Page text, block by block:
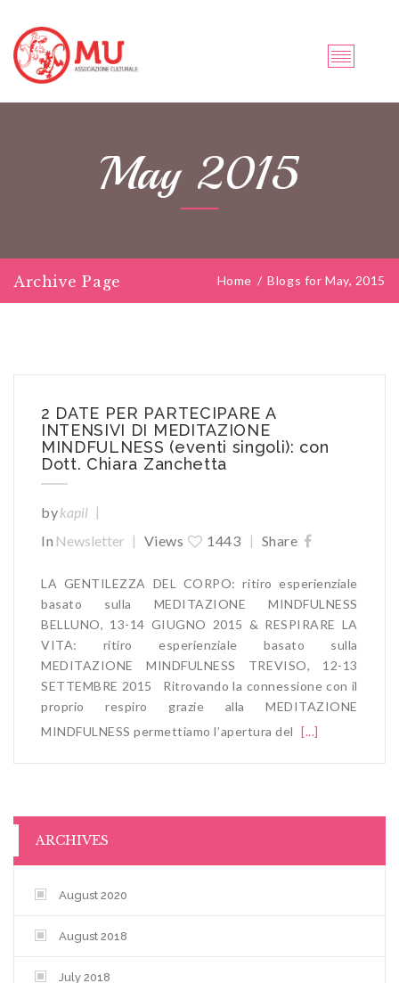
May 2015
Archive Page Home / Blogs for May, 2015
2 DATE PER PARTECIPARE A
INTENSIVI DI MEDITAZIONE
MINDFULNESS (eventi singoli): con
Dott. Chiara Zanchetta
bykapil |
In Newsletter | Views 1443 | Share
LA GENTILEZZA DEL CORPO: ritiro esperienziale
basato sulla MEDITAZIONE MINDFULNESS
BELLUNO, 13-14 GIUGNO 2015 & RESPIRARE LA
VITA: ritiro esperienziale basato sulla
MEDITAZIONE MINDFULNESS TREVISO, 12-13
SETTEMBRE 2015 Ritrovando la connessione con il
proprio respiro grazie alla MEDITAZIONE
MINDFULNESS permettiamo l’apertura del
[...]
ARCHIVES
August 2020
August 2018
July 2018